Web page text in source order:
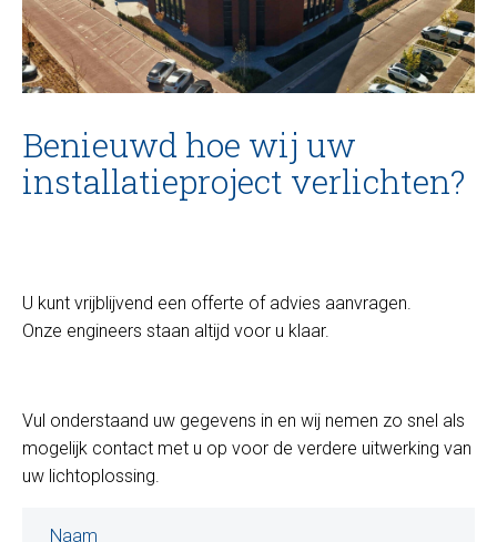
Benieuwd hoe wij uw
installatieproject verlichten?
U kunt vrijblijvend een offerte of advies aanvragen.
Onze engineers staan altijd voor u klaar.
Vul onderstaand uw gegevens in en wij nemen zo snel als
mogelijk contact met u op voor de verdere uitwerking van
uw lichtoplossing.